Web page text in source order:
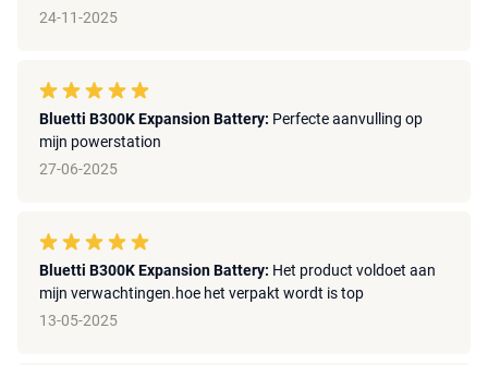
24-11-2025
Bluetti B300K Expansion Battery: Perfecte aanvulling op
mijn powerstation
27-06-2025
Bluetti B300K Expansion Battery: Het product voldoet aan
mijn verwachtingen.hoe het verpakt wordt is top
13-05-2025